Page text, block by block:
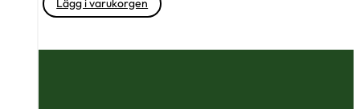
Lägg i varukorgen